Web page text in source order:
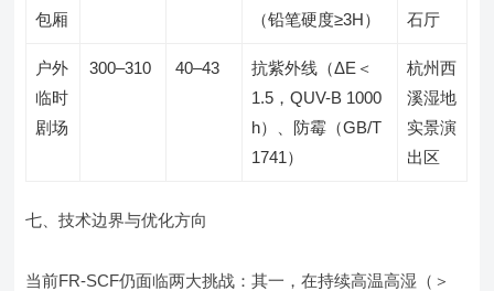
包厢
（铅笔硬度≥3H）
石厅
户外
临时
剧场
300–310 40–43
抗紫外线（ΔE＜
1.5，QUV-B 1000
h）、防霉（GB/T
1741）
杭州西
溪湿地
实景演
出区
七、技术边界与优化方向
当前FR-SCF仍面临两大挑战：其一，在持续高温高湿（＞